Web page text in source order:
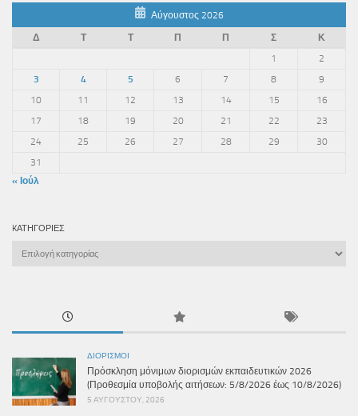
Αύγουστος 2026
Δ
Τ Τ Π Π Σ
Κ
1
2
3
4 5 6 7 8
9
10
11 12 13 14 15
16
17
18 19 20 21 22
23
24
25 26 27 28 29
30
31
« Ιούλ
KΑΤΗΓΟΡΊΕΣ
ΔΙΟΡΙΣΜΟΊ
Πρόσκληση μόνιμων διορισμών εκπαιδευτικών 2026
(Προθεσμία υποβολής αιτήσεων: 5/8/2026 έως 10/8/2026)
5 ΑΥΓΟΎΣΤΟΥ, 2026